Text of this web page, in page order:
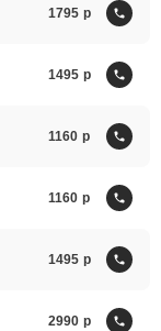
1795
1495
1160
1160
1495
2990